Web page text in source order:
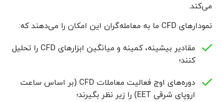
می‌کند.
نمودارهای CFD ما به معامله‌گران این امکان را می‌دهند که:
مقادیر بیشینه، کمینه و میانگین ابزارهای CFD را تحلیل
کنند؛
دوره‌های اوج فعالیت معاملات CFD (بر اساس ساعت
اروپای شرقی EET) را زیر نظر بگیرند؛